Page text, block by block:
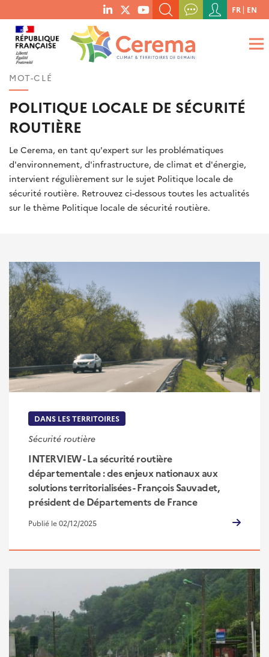
menu
social
links
RECHERCHER UN MOT-CLÉ, UNE PUBLICATION, ETC.
QUE RECHERCHEZ-VOUS ?
Menu
du
compte
de
FR EN
MOT-CLÉ
POLITIQUE LOCALE DE SÉCURITÉ
ROUTIÈRE
Le Cerema, en tant qu'expert sur les problématiques
d'environnement, d'infrastructure, de climat et d'énergie,
intervient régulièrement sur le sujet Politique locale de
sécurité routière. Retrouvez ci-dessous toutes les actualités
sur le thème Politique locale de sécurité routière.
DANS LES TERRITOIRES
Sécurité routière
INTERVIEW - La sécurité routière
départementale : des enjeux nationaux aux
solutions territorialisées - François Sauvadet,
président de Départements de France
Publié le 02/12/2025